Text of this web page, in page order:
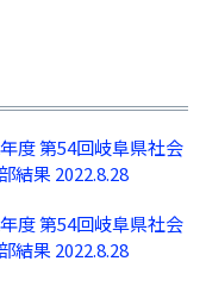
度 第54回岐阜県社会
結果 2022.8.28
度 第54回岐阜県社会
結果 2022.8.28